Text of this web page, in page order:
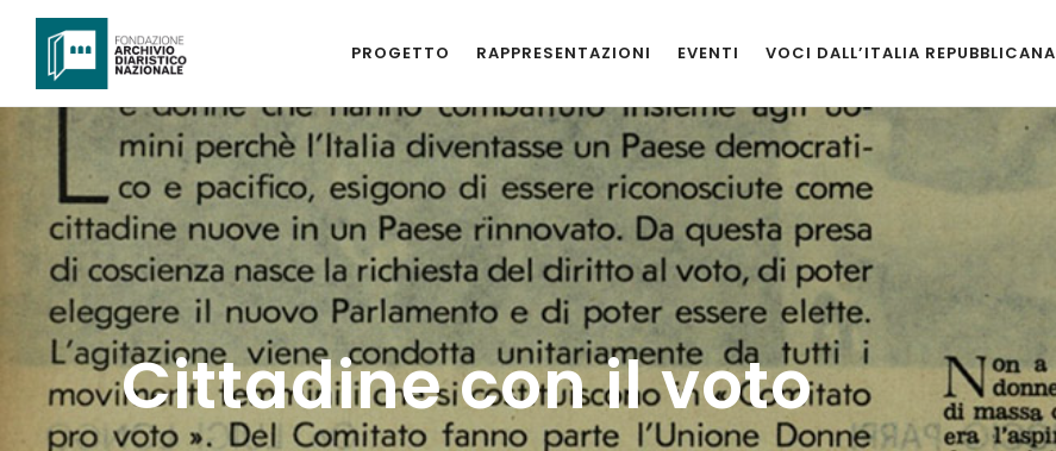
PROGETTO RAPPRESENTAZIONI EVENTI VOCI DALL’ITALIA REPUBBLICANA
Cittadine con il voto